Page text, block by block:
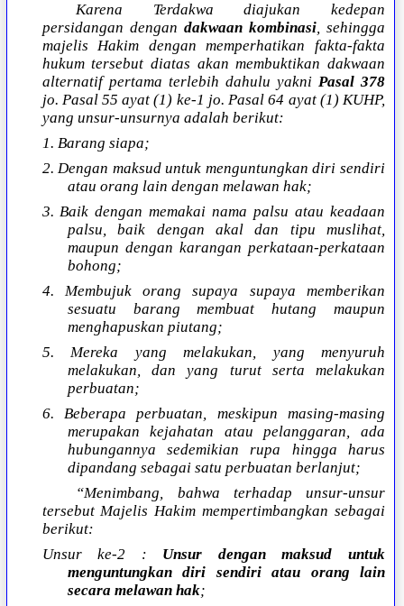
Karena Terdakwa diajukan kedepan
persidangan dengan dakwaan kombinasi, sehingga
majelis Hakim dengan memperhatikan fakta-fakta
hukum tersebut diatas akan membuktikan dakwaan
alternatif pertama terlebih dahulu yakni Pasal 378
jo. Pasal 55 ayat (1) ke-1 jo. Pasal 64 ayat (1) KUHP,
yang unsur-unsurnya adalah berikut:
1. Barang siapa;
2. Dengan maksud untuk menguntungkan diri sendiri
atau orang lain dengan melawan hak;
3. Baik dengan memakai nama palsu atau keadaan
palsu, baik dengan akal dan tipu muslihat,
maupun dengan karangan perkataan-perkataan
bohong;
4. Membujuk orang supaya supaya memberikan
sesuatu barang membuat hutang maupun
menghapuskan piutang;
5. Mereka yang melakukan, yang menyuruh
melakukan, dan yang turut serta melakukan
perbuatan;
6. Beberapa perbuatan, meskipun masing-masing
merupakan kejahatan atau pelanggaran, ada
hubungannya sedemikian rupa hingga harus
dipandang sebagai satu perbuatan berlanjut;
“Menimbang, bahwa terhadap unsur-unsur
tersebut Majelis Hakim mempertimbangkan sebagai
berikut:
Unsur ke-2 : Unsur dengan maksud untuk
menguntungkan diri sendiri atau orang lain
secara melawan hak;